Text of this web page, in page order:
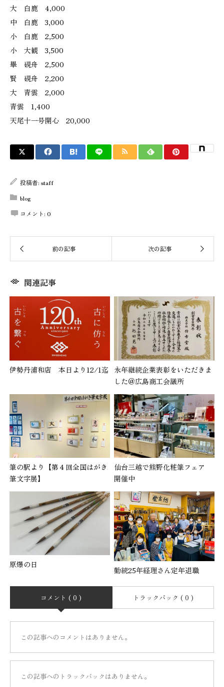
大 白鹿 4,000
中 白鹿 3,000
小 白鹿 2,500
小 大観 3,500
畢 硯舟 2,500
賢 硯舟 2,200
大 青雲 2,000
青雲 1,400
天尾十一号開心 20,000
投稿者: staff
blog
コメント: 0
関連記事
伊勢丹浦和店 本日より12/1迄
永年継続企業表彰をいただきま
した＠広島商工会議所
筆の駅より【第４回全国はがき
筆文字展】
仙台三越で熊野化粧筆フェア
開催中
原爆の日
勤続25年経理さん定年退職
コメント ( 0 ) トラックバック ( 0 )
この記事へのコメントはありません。
この記事へのトラックバックはありません。